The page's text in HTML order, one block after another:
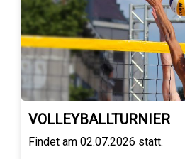
VOLLEYBALLTURNIER
Findet am 02.07.2026 statt.